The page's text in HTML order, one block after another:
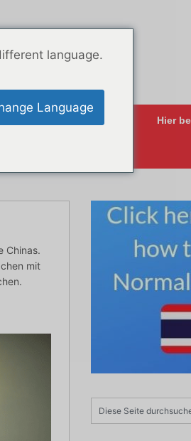
Hier
Chinas.
mit
language.
Language